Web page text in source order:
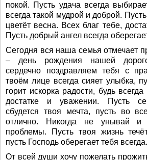
покой. Пусть удача всегда
всегда такой мудрой и доброй.
цветёт весна. Всех благ тебе,
Пусть добрый ангел всегда
Сегодня вся наша семья отмечает
– день рождения нашей
сердечно поздравляем тебя с
твоём лице всегда сияет улыбка,
горит искорка радости, будь
достатке и уважении. Пусть
сбудется твоя мечта, пусть во
отлично. Никогда не унывай
проблемы. Пусть твоя жизнь
пусть Господь оберегает тебя всегда.
От всей души хочу пожелать